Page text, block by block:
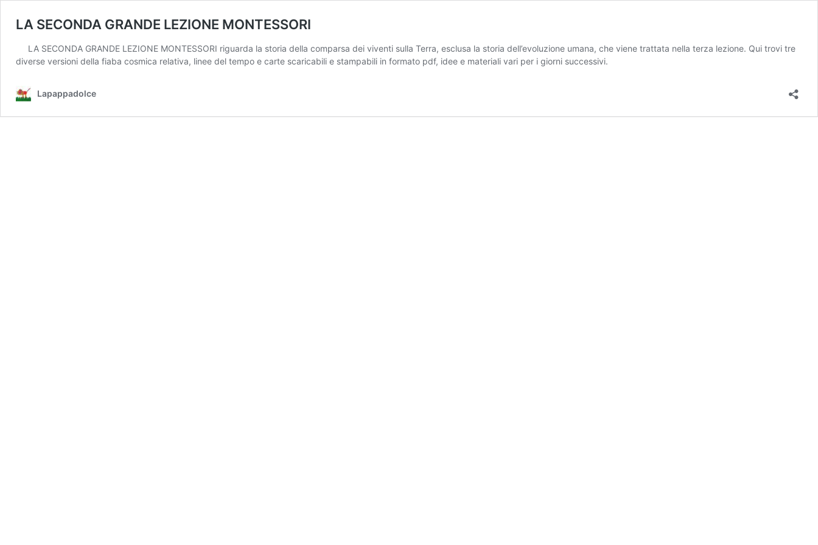
LA SECONDA GRANDE LEZIONE MONTESSORI
LA SECONDA GRANDE LEZIONE MONTESSORI riguarda la storia della comparsa dei viventi sulla Terra, esclusa la storia dell’evoluzione umana, che viene trattata nella terza lezione. Qui trovi tre
diverse versioni della fiaba cosmica relativa, linee del tempo e carte scaricabili e stampabili in formato pdf, idee e materiali vari per i giorni successivi.
Lapappadolce